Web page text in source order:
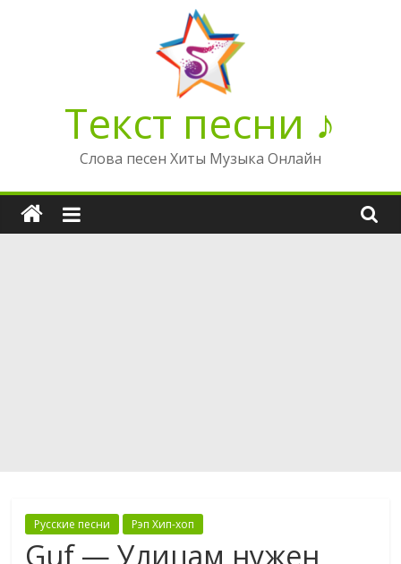
Текст песни ♪
Слова песен Хиты Музыка Онлайн
Русские песни Рэп Хип-хоп
Guf — Улицам нужен